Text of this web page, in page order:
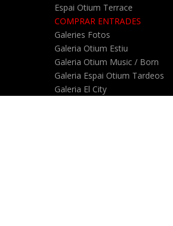
Espai Otium Terrace
COMPRAR ENTRADES
Galeries Fotos
Galeria Otium Estiu
Galeria Otium Music / Born
Galeria Espai Otium Tardeos
Galeria El City